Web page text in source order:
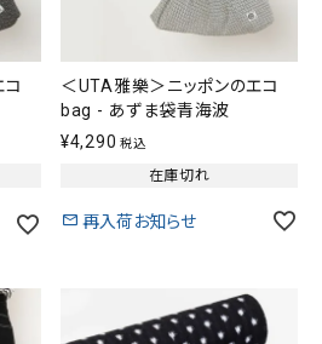
＜UTA雅樂＞ニッポンのエコ
bag - あずま袋青海波
¥4,290 税込
在庫切れ
再入荷お知らせ